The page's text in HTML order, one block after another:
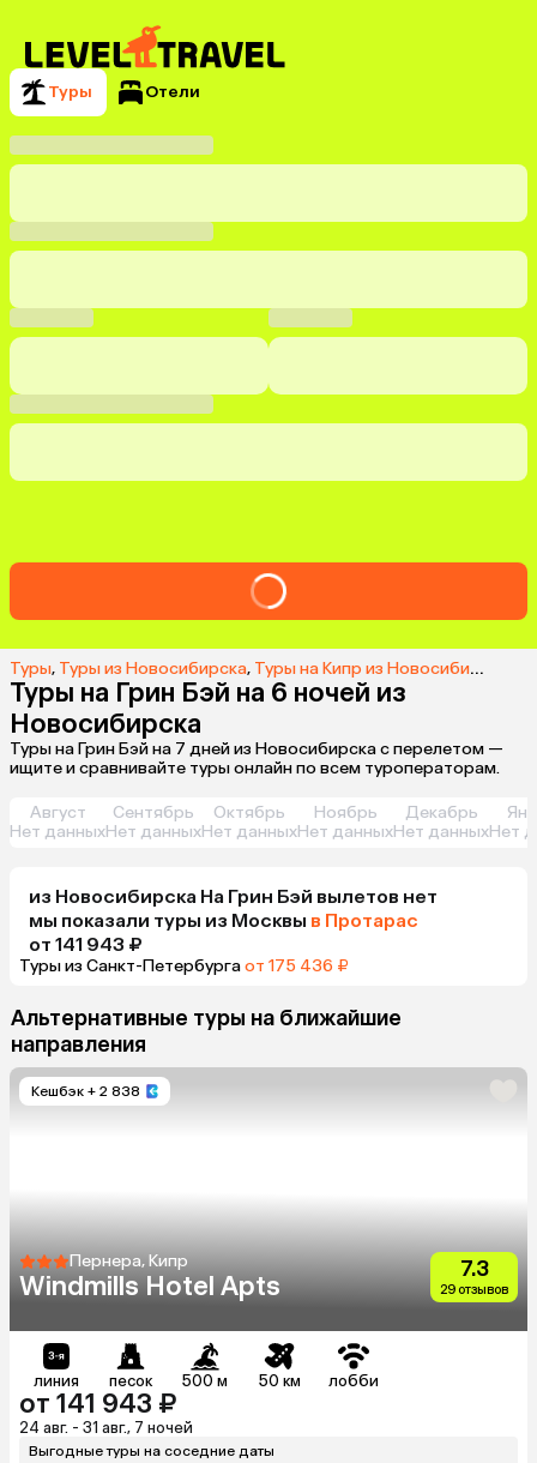
Туры Отели
Туры, Туры из Новосибирска, Туры на Кипр из Новосибирска
Туры на Грин Бэй на 6 ночей из
Новосибирска
Туры на Грин Бэй на 7 дней из Новосибирска с перелетом —
ищите и сравнивайте туры онлайн по всем туроператорам.
Август
Нет данных
Сентябрь
Нет данных
Октябрь
Нет данных
Ноябрь
Нет данных
Декабрь
Нет данныхНет
из Новосибирска На Грин Бэй вылетов нет
мы показали туры из Москвы в Протарас
от 141 943 ₽
Туры из Санкт-Петербургаот 175 436 ₽
Альтернативные туры на ближайшие
направления
Кешбэк + 2 838
Пернера, Кипр
Windmills Hotel Apts
7.3
29 отзывов
линия песок 500 м 50 км лобби
от 141 943 ₽
24 авг. - 31 авг., 7 ночей
Выгодные туры на соседние даты